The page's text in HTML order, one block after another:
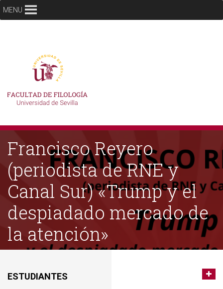
MENU
Francisco Reyero
(periodista de RNE y
Canal Sur) «Trump y el
despiadado mercado de
la atención»
ESTUDIANTES